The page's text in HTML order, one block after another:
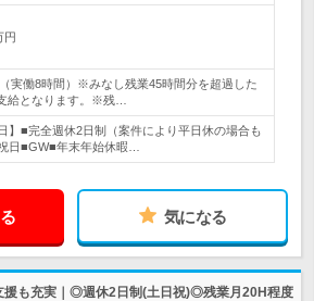
円
実働8時間）※みなし残業45時間分を超過した
給となります。※残…
】■完全週休2日制（案件により平日休の場合も
日■GW■年末年始休暇…
気になる
援も充実｜◎週休2日制(土日祝)◎残業月20H程度